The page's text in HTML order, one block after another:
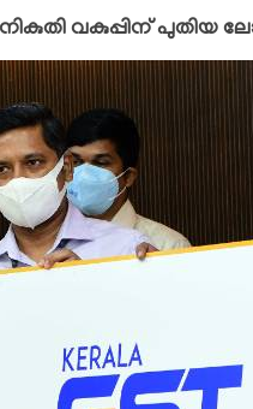
വകുപ്പിന് പുതിയ